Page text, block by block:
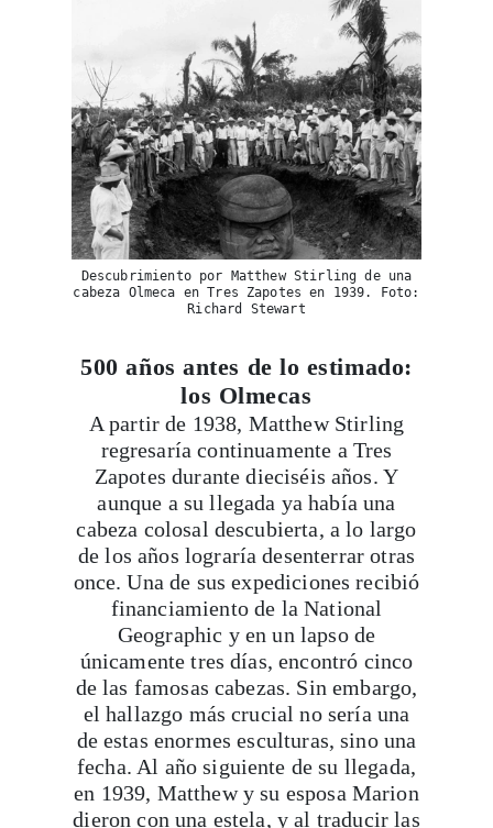
Descubrimiento por Matthew Stirling de una
cabeza Olmeca en Tres Zapotes en 1939. Foto:
Richard Stewart
500 años antes de lo estimado:
A partir de 1938, Matthew Stirling
regresaría continuamente a Tres
Zapotes durante dieciséis años. Y
aunque a su llegada ya había una
cabeza colosal descubierta, a lo largo
de los años lograría desenterrar otras
once. Una de sus expediciones recibió
financiamiento de la National
Geographic y en un lapso de
únicamente tres días, encontró cinco
de las famosas cabezas. Sin embargo,
el hallazgo más crucial no sería una
de estas enormes esculturas, sino una
fecha. Al año siguiente de su llegada,
en 1939, Matthew y su esposa Marion
dieron con una estela, y al traducir las
inscripciones talladas en ella,
pudieron descifrar un año: 291 a.C.